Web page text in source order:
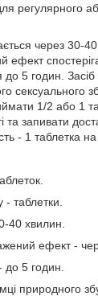
регулярного
через 30-
ефект
до 5 годин.
сексуального
1/2 або 1
та запивати
- 1 таблетка на
таблетки.
40 хвилин.
ефект -
до 5 годин.
природного